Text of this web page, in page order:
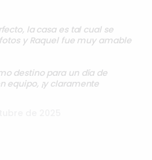
la casa es tal cual se
y Raquel fue muy amable
destino para un día de
equipo, ¡y claramente